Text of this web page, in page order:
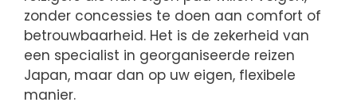
zonder concessies te doen aan comfort of
betrouwbaarheid. Het is de zekerheid van
een specialist in georganiseerde reizen
Japan, maar dan op uw eigen, flexibele
manier.